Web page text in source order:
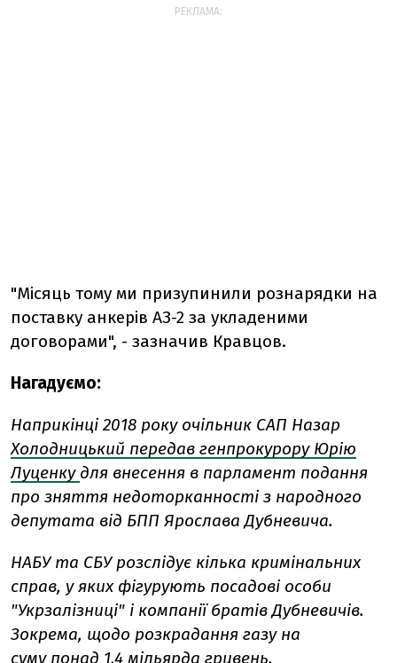
РЕКЛАМА:
"Місяць тому ми призупинили рознарядки на
поставку анкерів АЗ-2 за укладеними
договорами", - зазначив Кравцов.
Нагадуємо:
Наприкінці 2018 року очільник САП Назар
Холодницький передав генпрокурору Юрію
Луценку для внесення в парламент подання
про зняття недоторканності з народного
депутата від БПП Ярослава Дубневича.
НАБУ та СБУ розслідує кілька кримінальних
справ, у яких фігурують посадові особи
"Укрзалізниці" і компанії братів Дубневичів.
Зокрема, щодо розкрадання газу на
суму понад 1,4 мільярда гривень.